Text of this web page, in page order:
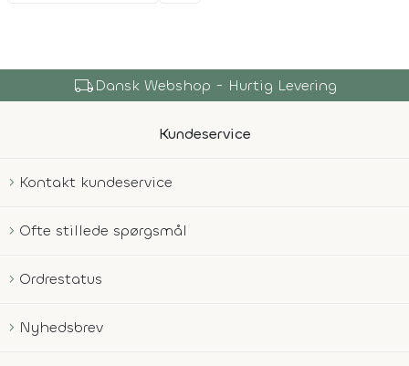
local_shippingDansk Webshop - Hurtig Levering
Kundeservice
Kontakt kundeservice
Ofte stillede spørgsmål
Ordrestatus
Nyhedsbrev